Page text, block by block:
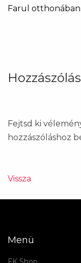
Farul otthonában.
Fejtsd ki
hozzászóláshoz
Vissza
Menü